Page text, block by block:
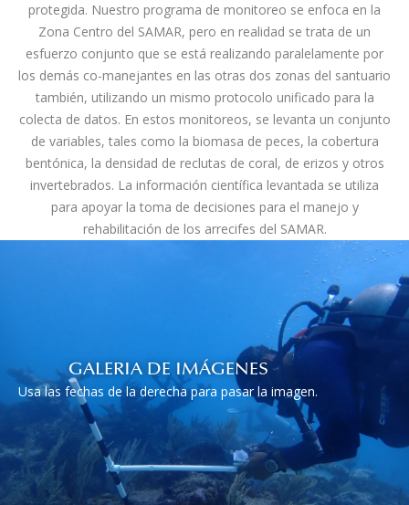
protegida. Nuestro programa de monitoreo se enfoca en la
Zona Centro del SAMAR, pero en realidad se trata de un
esfuerzo conjunto que se está realizando paralelamente por
los demás co-manejantes en las otras dos zonas del santuario
también, utilizando un mismo protocolo unificado para la
colecta de datos. En estos monitoreos, se levanta un conjunto
de variables, tales como la biomasa de peces, la cobertura
bentónica, la densidad de reclutas de coral, de erizos y otros
invertebrados. La información científica levantada se utiliza
para apoyar la toma de decisiones para el manejo y
rehabilitación de los arrecifes del SAMAR.
GALERIA DE IMÁGENES
Usa las fechas de la derecha para pasar la imagen.